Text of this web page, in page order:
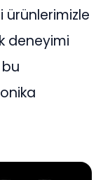
ürünlerimizle
deneyimi